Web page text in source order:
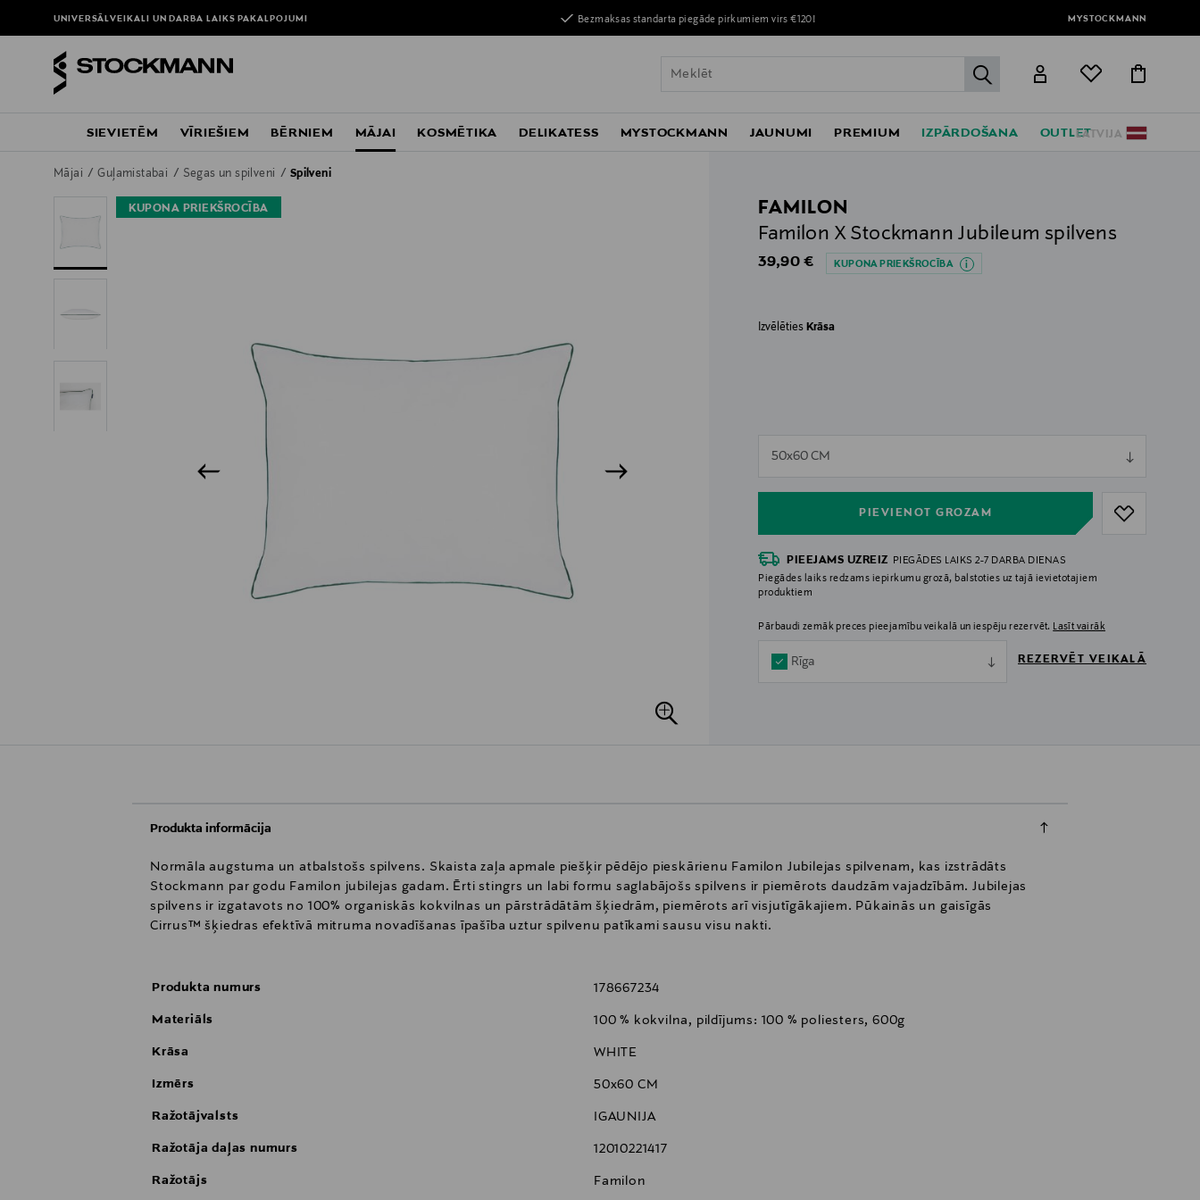
UNIVERSĀLVEIKALI UN DARBA LAIKSPAKALPOJUMI Bezmaksas standarta piegāde pirkumiem virs €120! MYSTOCKMANN
label.header.go
LATVIJA
SIEVIETĒM VĪRIEŠIEM BĒRNIEM MĀJAI KOSMĒTIKA DELIKATESS MYSTOCKMANN JAUNUMI PREMIUM IZPĀRDOŠANA OUTLET
Mājai Guļamistabai Segas un spilveni Spilveni
KUPONA PRIEKŠROCĪBA
FAMILON
Familon X Stockmann Jubileum spilvens
Original Price
39,90 € KUPONA PRIEKŠROCĪBA
IzvēlētiesKrāsa
50x60 CM
PIEVIENOT GROZAM
null
PIEEJAMS UZREIZ PIEGĀDES LAIKS 2-7 DARBA DIENAS
Piegādes laiks redzams iepirkumu grozā, balstoties uz tajā ievietotajiem
produktiem
Pārbaudi zemāk preces pieejamību veikalā un iespēju rezervēt. Lasīt vairāk
Rīga REZERVĒT VEIKALĀ
Produkta informācija
Normāla augstuma un atbalstošs spilvens. Skaista zaļa apmale piešķir pēdējo pieskārienu Familon Jubilejas spilvenam, kas izstrādāts
Stockmann par godu Familon jubilejas gadam. Ērti stingrs un labi formu saglabājošs spilvens ir piemērots daudzām vajadzībām. Jubilejas
spilvens ir izgatavots no 100% organiskās kokvilnas un pārstrādātām šķiedrām, piemērots arī visjutīgākajiem. Pūkainās un gaisīgās
Cirrus™ šķiedras efektīvā mitruma novadīšanas īpašība uztur spilvenu patīkami sausu visu nakti.
Produkta numurs 178667234
Materiāls 100 % kokvilna, pildījums: 100 % poliesters, 600g
Krāsa WHITE
Izmērs 50x60 CM
Ražotājvalsts IGAUNIJA
Ražotāja daļas numurs 12010221417
Ražotājs Familon